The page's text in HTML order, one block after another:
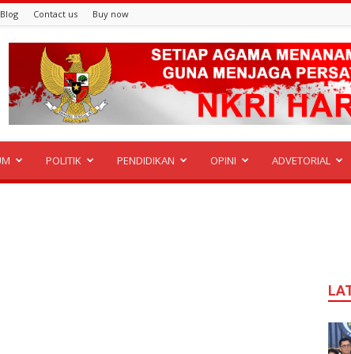
Blog Contact us Buy now
POLITIK PENDIDIKAN OPINI ADVETORIAL